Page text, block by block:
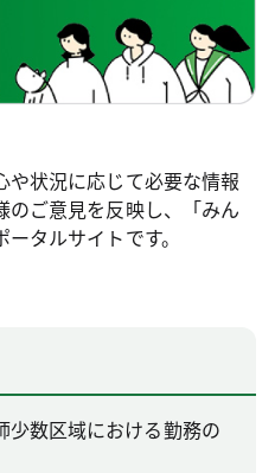
状況に応じて必要な情報
のご意見を反映し、「みん
タルサイトです。
少数区域における勤務の